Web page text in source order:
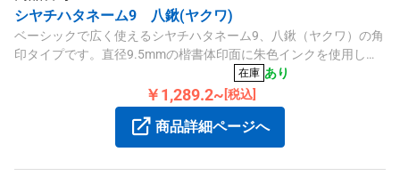
シヤチハタネーム9 八鍬(ヤクワ)
ベーシックで広く使えるシヤチハタネーム9、八鍬（ヤクワ）の角
印タイプです。直径9.5mmの楷書体印面に朱色インクを使用し、
在庫 あり
￥1,289.2~ [税込]
商品詳細ページへ